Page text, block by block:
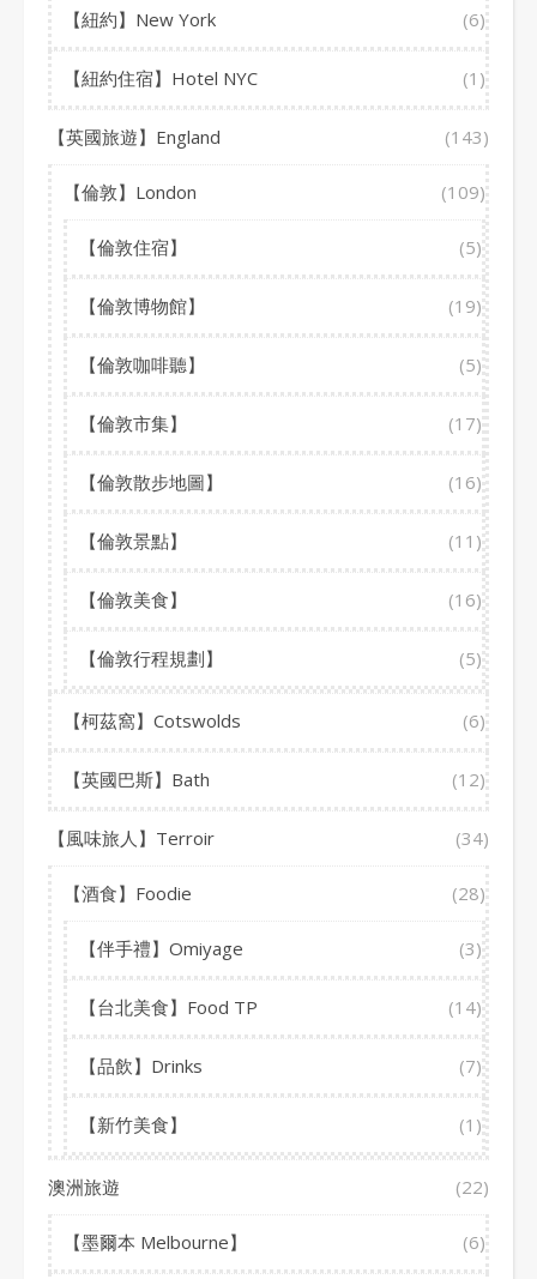
【紐約】New York (6)
【紐約住宿】Hotel NYC (1)
【英國旅遊】England (143)
【倫敦】London (109)
【倫敦住宿】 (5)
【倫敦博物館】 (19)
【倫敦咖啡聽】 (5)
【倫敦市集】 (17)
【倫敦散步地圖】 (16)
【倫敦景點】 (11)
【倫敦美食】 (16)
【倫敦行程規劃】 (5)
【柯茲窩】Cotswolds (6)
【英國巴斯】Bath (12)
【風味旅人】Terroir (34)
【酒食】Foodie (28)
【伴手禮】Omiyage (3)
【台北美食】Food TP (14)
【品飲】Drinks (7)
【新竹美食】 (1)
澳洲旅遊 (22)
【墨爾本 Melbourne】 (6)